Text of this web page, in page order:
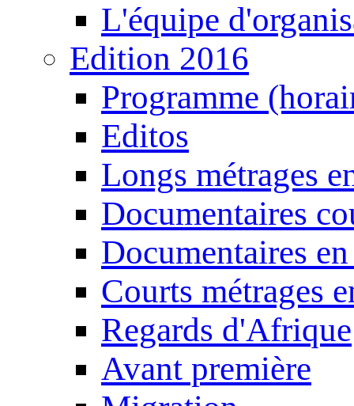
L'équipe
Edition 2016
Programme
Editos
Longs métrages
Documentaires
Documentaires
Courts métrages
Regards d'Afrique
Avant première